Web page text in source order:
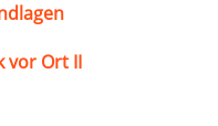
vor Ort II